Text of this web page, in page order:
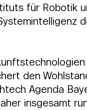
für Robotik
den
Agenda
insgesamt